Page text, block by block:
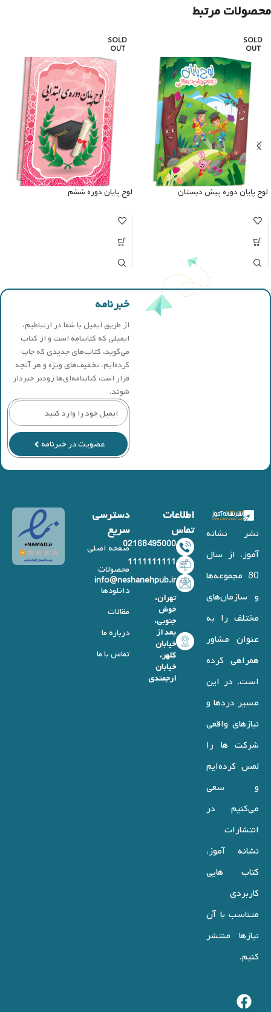
محصولات مرتبط
SOLD
OUT
لوح پایان دوره پیش دبستان
SOLD
OUT
لوح پایان دوره ششم
خبرنامه
از طریق ایمیل با شما در ارتباطیم،
ایمیلی که کتابنامه است و از کتاب
می‌گوید، کتاب‌های جدیدی که چاپ
کرده‌ایم، تخفیف‌های ویژه و هر آنچه
قرار است کتابنامه‌ای‌ها زودتر خبردار
شوند.
عضویت در خبرنامه
نشر نشانه
آموز، از سال
80 مجموعه‌ها
و سازمان‌های
مختلف را به
عنوان مشاور
همراهی کرده
است. در این
مسیر دردها و
نیازهای واقعی
شرکت ها را
لمس کرده‌ایم
و سعی
می‌کنیم در
انتشارات
نشانه آموز،
کتاب هایی
کاربردی
متناسب با آن
نیازها منتشر
کنیم.
اطلاعات
تماس
02168495000
1111111111
info@neshanehpub.ir
تهران،
خوش
جنوبی،
بعد از
خیابان
کلهر،
خیابان
ارجمندی
دسترسی
سریع
صفحه اصلی
محصولات
دانلودها
مقالات
درباره ما
تماس با ما